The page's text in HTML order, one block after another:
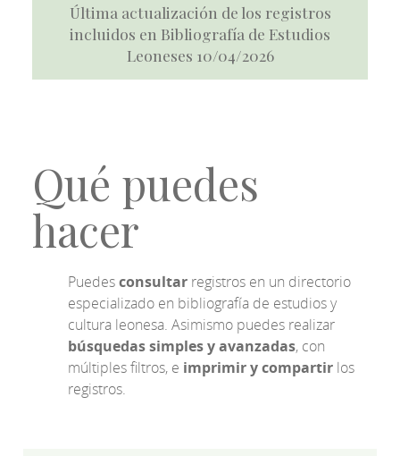
Última actualización de los registros
incluidos en Bibliografía de Estudios
Leoneses 10/04/2026
Qué puedes
hacer
Puedesconsultar registros en un directorio
especializado en bibliografía de estudios y
cultura leonesa. Asimismo puedes realizar
búsquedas simples y avanzadas, con
múltiples filtros, e imprimir y compartir los
registros.